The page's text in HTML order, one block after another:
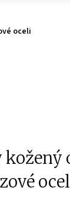
oceli